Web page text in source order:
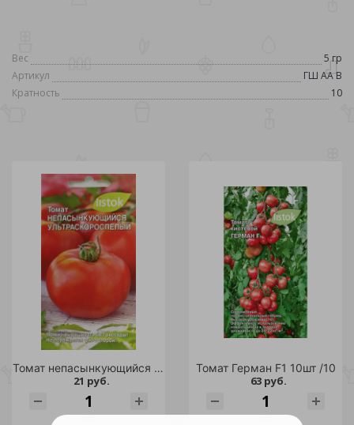
Вес
5 гр
Артикул
ГШ АА В
Кратность
10
Томат непасынкующийся Ультраскороспелый 20шт /10
21 руб.
шт
Томат Герман F1 10шт /10
63 руб.
шт